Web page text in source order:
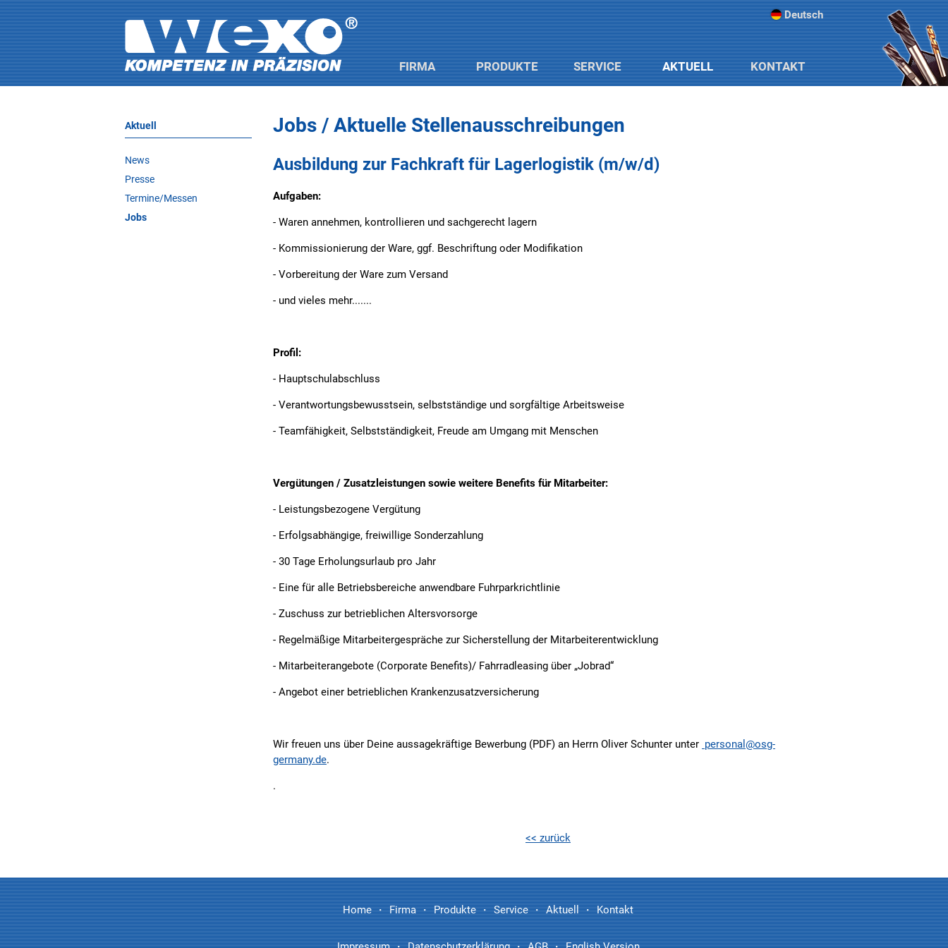
Deutsch
FIRMA PRODUKTE SERVICE AKTUELL KONTAKT
Aktuell
News
Presse
Termine/Messen
Jobs
Jobs / Aktuelle Stellenausschreibungen
Ausbildung zur Fachkraft für Lagerlogistik (m/w/d)
Aufgaben:
- Waren annehmen, kontrollieren und sachgerecht lagern
- Kommissionierung der Ware, ggf. Beschriftung oder Modifikation
- Vorbereitung der Ware zum Versand
- und vieles mehr.......
Profil:
- Hauptschulabschluss
- Verantwortungsbewusstsein, selbstständige und sorgfältige Arbeitsweise
- Teamfähigkeit, Selbstständigkeit, Freude am Umgang mit Menschen
Vergütungen / Zusatzleistungen sowie weitere Benefits für Mitarbeiter:
- Leistungsbezogene Vergütung
- Erfolgsabhängige, freiwillige Sonderzahlung
- 30 Tage Erholungsurlaub pro Jahr
- Eine für alle Betriebsbereiche anwendbare Fuhrparkrichtlinie
- Zuschuss zur betrieblichen Altersvorsorge
- Regelmäßige Mitarbeitergespräche zur Sicherstellung der Mitarbeiterentwicklung
- Mitarbeiterangebote (Corporate Benefits)/ Fahrradleasing über „Jobrad“
- Angebot einer betrieblichen Krankenzusatzversicherung
Wir freuen uns über Deine aussagekräftige Bewerbung (PDF) an Herrn Oliver Schunter unter personal@osg-
germany.de.
.
<< zurück
Home Firma Produkte Service Aktuell Kontakt